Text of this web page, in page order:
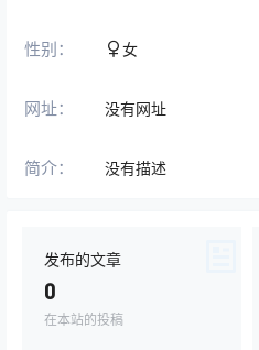
性别： 女
网址： 没有网址
简介： 没有描述
发布的文章
0
在本站的投稿